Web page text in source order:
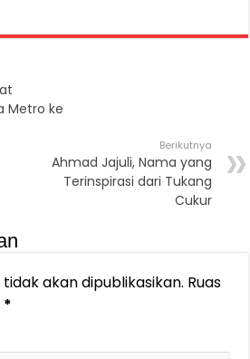
Metro ke
Berikutnya
Ahmad Jajuli, Nama yang
Terinspirasi dari Tukang
Cukur
akan dipublikasikan. Ruas
*